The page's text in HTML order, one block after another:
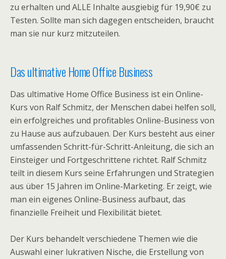
zu erhalten und ALLE Inhalte ausgiebig für 19,90€ zu
Testen. Sollte man sich dagegen entscheiden, braucht
man sie nur kurz mitzuteilen.
Das ultimative Home Office Business
Das ultimative Home Office Business ist ein Online-
Kurs von Ralf Schmitz, der Menschen dabei helfen soll,
ein erfolgreiches und profitables Online-Business von
zu Hause aus aufzubauen. Der Kurs besteht aus einer
umfassenden Schritt-für-Schritt-Anleitung, die sich an
Einsteiger und Fortgeschrittene richtet. Ralf Schmitz
teilt in diesem Kurs seine Erfahrungen und Strategien
aus über 15 Jahren im Online-Marketing. Er zeigt, wie
man ein eigenes Online-Business aufbaut, das
finanzielle Freiheit und Flexibilität bietet.
Der Kurs behandelt verschiedene Themen wie die
Auswahl einer lukrativen Nische, die Erstellung von